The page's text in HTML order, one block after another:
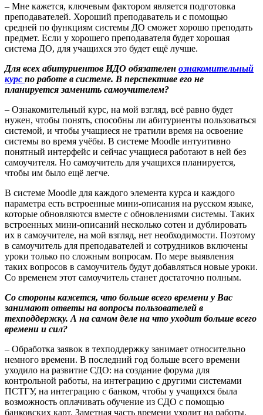
– Мне кажется, ключевым фактором является подготовка
преподавателей. Хороший преподаватель и с помощью
средней по функциям системы ДО сможет хорошо преподать
предмет. Если у хорошего преподавателя будет хорошая
система ДО, для учащихся это будет ещё лучше.
Для всех абитуриентов ИДО обязателен ознакомительный
курс по работе в системе. В перспективе его не
планируется заменить самоучителем?
– Ознакомительный курс, на мой взгляд, всё равно будет
нужен, чтобы понять, способны ли абитуриенты пользоваться
системой, и чтобы учащиеся не тратили время на освоение
системы во время учёбы. В системе Moodle интуитивно
понятный интерфейс и сейчас учащиеся работают в ней без
самоучителя. Но самоучитель для учащихся планируется,
чтобы им было ещё легче.
В системе Moodle для каждого элемента курса и каждого
параметра есть встроенные мини-описания на русском языке,
которые обновляются вместе с обновлениями системы. Таких
встроенных мини-описаний несколько сотен и дублировать
их в самоучителе, на мой взгляд, нет необходимости. Поэтому
в самоучитель для преподавателей и сотрудников включены
уроки только по сложным вопросам. По мере выявления
таких вопросов в самоучитель будут добавляться новые уроки.
Со временем этот самоучитель станет достаточно полным.
Со стороны кажется, что больше всего времени у Вас
занимают ответы на вопросы пользователей в
техподдержку. А на самом деле на что уходит больше всего
времени и сил?
– Обработка заявок в техподдержку занимает относительно
немного времени. В последний год больше всего времени
уходило на развитие СДО: на создание форума для
контрольной работы, на интеграцию с другими системами
ПСТГУ, на интеграцию с банком, чтобы у учащихся была
возможность оплачивать обучение из СДО с помощью
банковских карт. Заметная часть времени уходит на работы,